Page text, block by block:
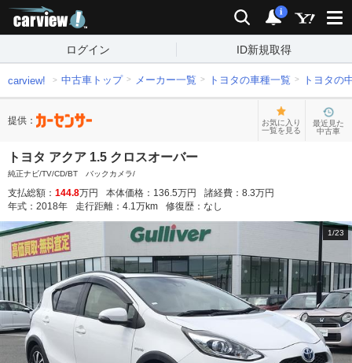
検索 通知
i
ログイン ID新規取得
carview! 中古車トップ メーカー一覧 トヨタの車種一覧 トヨタの
提供：
お気に入り
一覧を見る
最近見た
中古車
トヨタ アクア 1.5 クロスオーバー
純正ナビ/TV/CD/BT バックカメラ/
支払総額： 144.8万円 本体価格： 136.5万円 諸経費： 8.3万円
年式： 2018年 走行距離： 4.1万km 修復歴： なし
1/23